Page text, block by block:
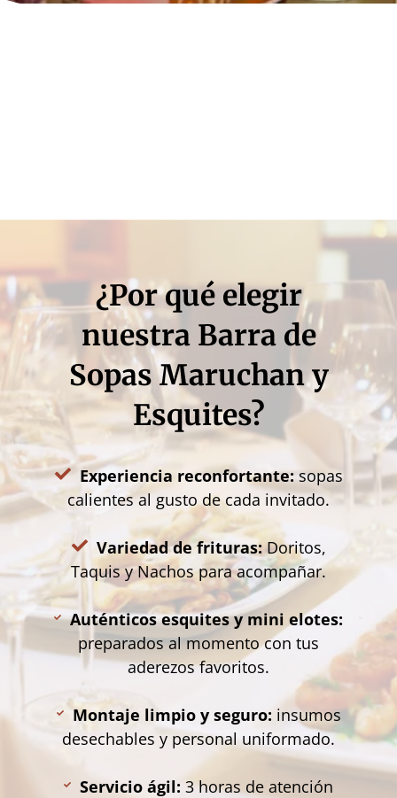
¿Por qué elegir
nuestra Barra de
Sopas Maruchan y
Esquites?
Experiencia reconfortante:sopas
calientes al gusto de cada invitado.
Variedad de frituras:Doritos,
Taquis y Nachos para acompañar.
Auténticos esquites y mini elotes:
preparados al momento con tus
aderezos favoritos.
Montaje limpio y seguro:insumos
desechables y personal uniformado.
Servicio ágil: 3 horas de atención